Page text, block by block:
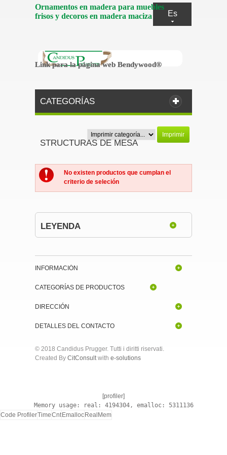
Es
Ornamentos en madera para muebles
frisos y decoros en madera maciza
Link para la página web Bendywood®
Link para la página web Bendywood®
CATEGORÍAS
Imprimir
STRUCTURAS DE MESA
No existen productos que cumplan el
criterio de seleción
LEYENDA
INFORMACIÓN
CATEGORÍAS DE PRODUCTOS
DIRECCIÓN
DETALLES DEL CONTACTO
© 2018 Candidus Prugger. Tutti i diritti riservati.
Created By CitConsultwith e-solutions
[profiler]
Memory usage: real: 4194304, emalloc: 5311136
Code ProfilerTimeCnt Emalloc RealMem